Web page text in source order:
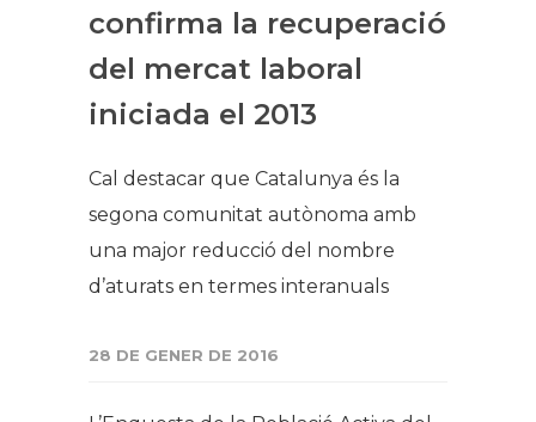
confirma la recuperació
del mercat laboral
iniciada el 2013
Cal destacar que Catalunya és la
segona comunitat autònoma amb
una major reducció del nombre
d’aturats en termes interanuals
28 DE GENER DE 2016